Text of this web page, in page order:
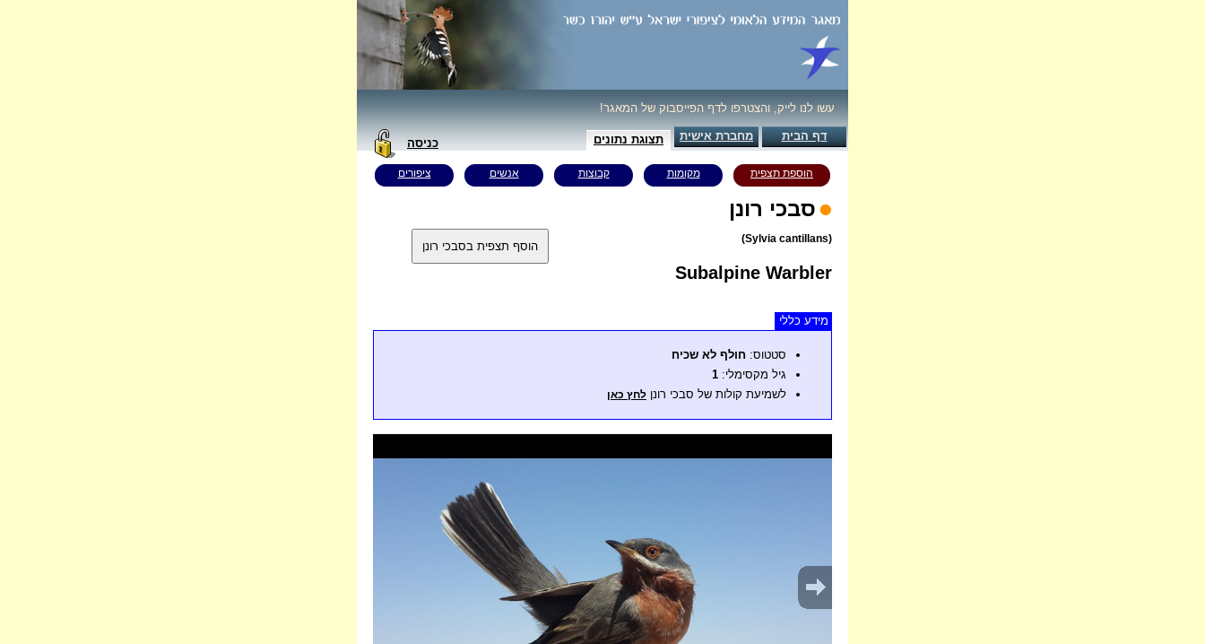
עשו לנו לייק, והצטרפו לדף הפייסבוק של המאגר!
דף הבית מחברת אישית תצוגת נתונים כניסה
הוספת תצפית מקומות קבוצות אנשים ציפורים
סבכי רונן
(Sylvia cantillans)
Subalpine Warbler
מידע כללי
סטטוס: חולף לא שכיח
גיל מקסימלי: 1
לשמיעת קולות של סבכי רונן לחץ כאן